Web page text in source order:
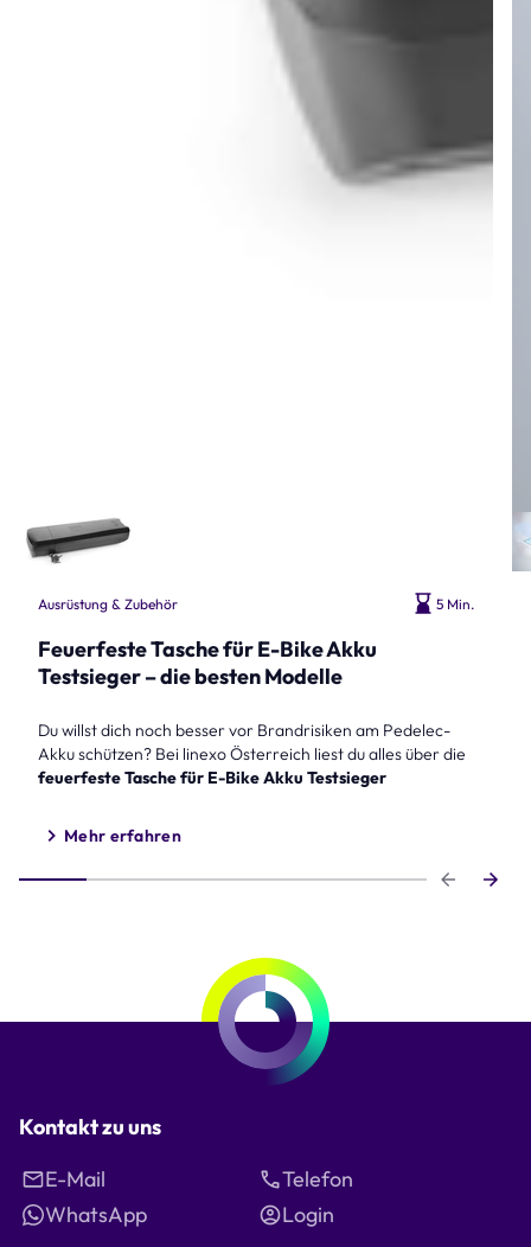
Ausrüstung & Zubehör 5 Min.
Feuerfeste Tasche für E-Bike Akku
Testsieger – die besten Modelle
Du willst dich noch besser vor Brandrisiken am Pedelec-
Akku schützen? Bei linexo Österreich liest du alles über die
feuerfeste Tasche für E-Bike Akku Testsieger
Mehr erfahren
Kontakt zu uns
E-Mail
Telefon
WhatsApp
Login